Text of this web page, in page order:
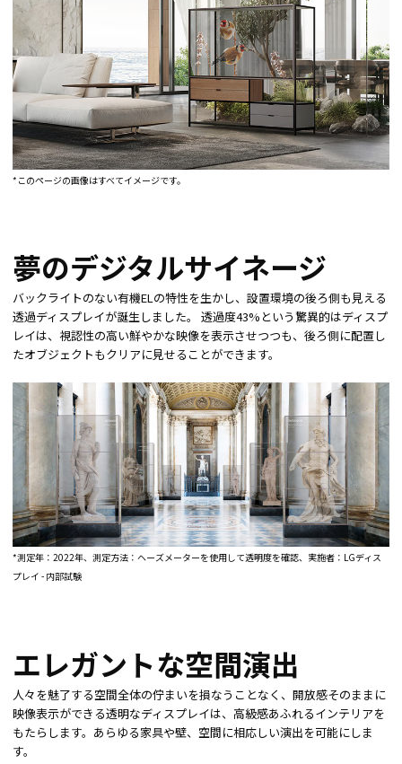
*このページの画像はすべてイメージです。
夢のデジタルサイネージ
バックライトのない有機ELの特性を生かし、設置環境の後ろ側も見える
透過ディスプレイが誕生しました。 透過度43%という驚異的はディスプ
レイは、視認性の高い鮮やかな映像を表示させつつも、後ろ側に配置し
たオブジェクトもクリアに見せることができます。
*測定年：2022年、測定方法：ヘーズメーターを使用して透明度を確認、実施者：LGディス
プレイ - 内部試験
エレガントな空間演出
人々を魅了する空間全体の佇まいを損なうことなく、開放感そのままに
映像表示ができる透明なディスプレイは、高級感あふれるインテリアを
もたらします。あらゆる家具や壁、空間に相応しい演出を可能にしま
す。